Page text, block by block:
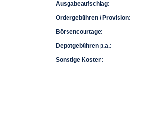
Ausgabeaufschlag:
Ordergebühren / Provision:
Börsencourtage:
Depotgebühren p.a.:
Sonstige Kosten: